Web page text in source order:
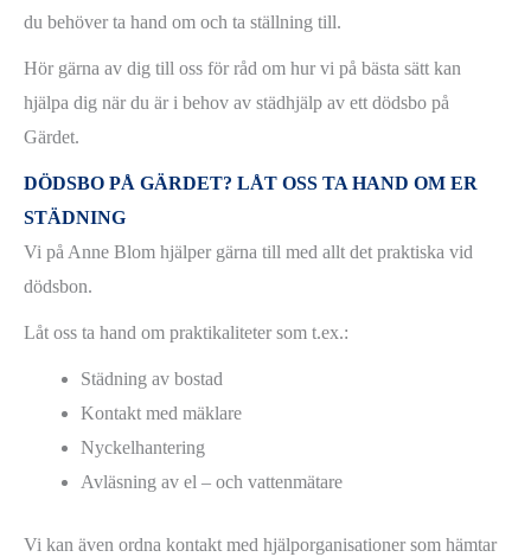
du behöver ta hand om och ta ställning till.
Hör gärna av dig till oss för råd om hur vi på bästa sätt kan
hjälpa dig när du är i behov av städhjälp av ett dödsbo på
Gärdet.
DÖDSBO PÅ GÄRDET? LÅT OSS TA HAND OM ER
STÄDNING
Vi på Anne Blom hjälper gärna till med allt det praktiska vid
dödsbon.
Låt oss ta hand om praktikaliteter som t.ex.:
Städning av bostad
Kontakt med mäklare
Nyckelhantering
Avläsning av el – och vattenmätare
Vi kan även ordna kontakt med hjälporganisationer som hämtar